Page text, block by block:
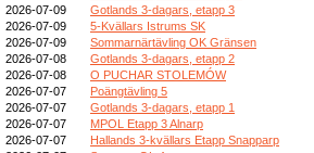
2026-07-09
Gotlands 3-dagars, etapp 3
2026-07-09
5-Kvällars Istrums SK
2026-07-09
Sommarnärtävling OK Gränsen
2026-07-08
Gotlands 3-dagars, etapp 2
2026-07-08
O PUCHAR STOLEMÓW
2026-07-07
Poängtävling 5
2026-07-07
Gotlands 3-dagars, etapp 1
2026-07-07
MPOL Etapp 3 Alnarp
2026-07-07
Hallands 3-kvällars Etapp Snapparp